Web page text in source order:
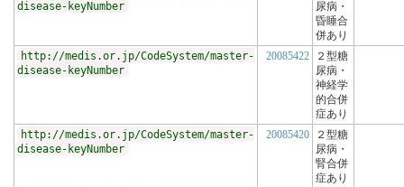
disease-keyNumber
尿病・
昏睡合
併あり
http://medis.or.jp/CodeSystem/master-
disease-keyNumber
20085422
２型糖
尿病・
神経学
的合併
症あり
http://medis.or.jp/CodeSystem/master-
disease-keyNumber
20085420
２型糖
尿病・
腎合併
症あり